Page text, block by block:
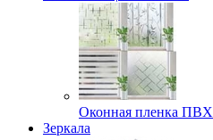
Оконная пленка ПВХ
Зеркала